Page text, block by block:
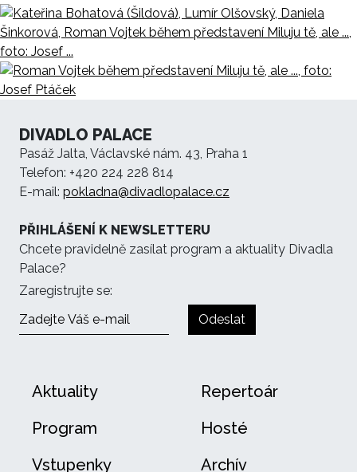
DIVADLO PALACE
Pasáž Jalta, Václavské nám. 43, Praha 1
Telefon: +420 224 228 814
E-mail: pokladna@divadlopalace.cz
PŘIHLÁŠENÍ K NEWSLETTERU
Chcete pravidelně zasílat program a aktuality Divadla
Palace?
Zaregistrujte se:
Odeslat
Aktuality
Program
Vstupenky
Repertoár
Hosté
Archív